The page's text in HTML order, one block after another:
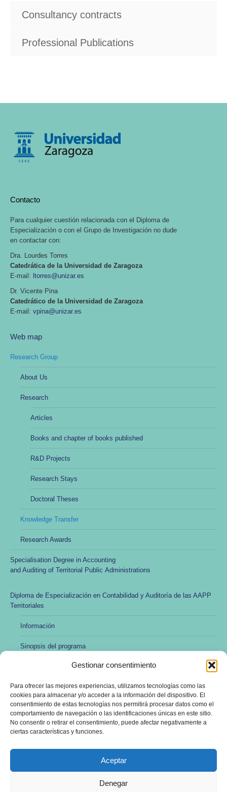
Gestionar consentimiento
Para ofrecer las mejores experiencias, utilizamos tecnologías como las
cookies para almacenar y/o acceder a la información del dispositivo. El
consentimiento de estas tecnologías nos permitirá procesar datos como el
comportamiento de navegación o las identificaciones únicas en este sitio.
No consentir o retirar el consentimiento, puede afectar negativamente a
ciertas características y funciones.
Aceptar
Denegar
Consultancy contracts
Professional Publications
Contacto
Para cualquier cuestión relacionada con el Diploma de
Especialización o con el Grupo de Investigación no dude
en contactar con:
Dra. Lourdes Torres
Catedrática de la Universidad de Zaragoza
E-mail: ltorres@unizar.es
Dr. Vicente Pina
Catedrático de la Universidad de Zaragoza
E-mail: vpina@unizar.es
Web map
Research Group
About Us
Research
Articles
Books and chapter of books published
R&D Projects
Research Stays
Doctoral Theses
Knowledge Transfer
Research Awards
Specialisation Degree in Accounting
and Auditing of Territorial Public Administrations
Diploma de Especialización en Contabilidad y Auditoría de las AAPP
Territoriales
Información
Sinopsis del programa
Modalidad no presencial y online
Preincripción y matrícula
Profesorado
Dirección y administración